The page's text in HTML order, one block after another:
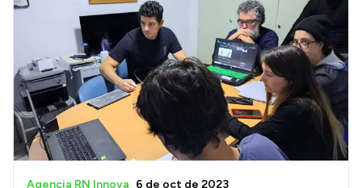
Agencia RN Innova 6 de oct de 2023